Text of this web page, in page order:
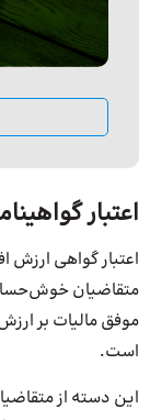
اعتبار
اعتبار گواهی ارزش
متقاضیان
است.
این دسته از